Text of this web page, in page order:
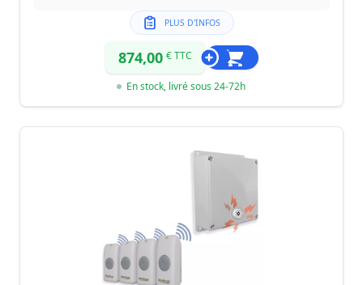
PLUS D'INFOS
874,00 € TTC
En stock, livré sous 24-72h